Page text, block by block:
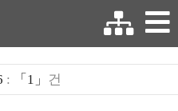
: 「1」 건